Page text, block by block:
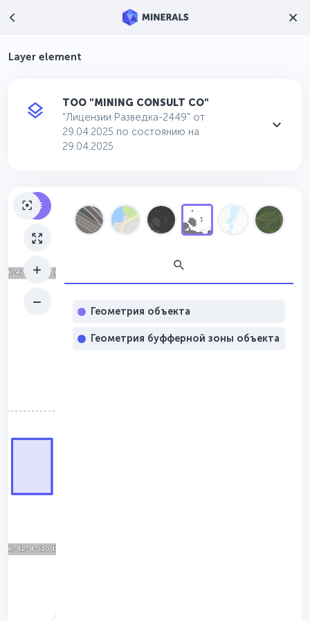
Layer element
ТОО "MINING CONSULT CO"
"Лицензии Разведка-2449" от
29.04.2025 по состоянию на
29.04.2025
Геометрия объекта
Геометрия буфферной зоны объекта